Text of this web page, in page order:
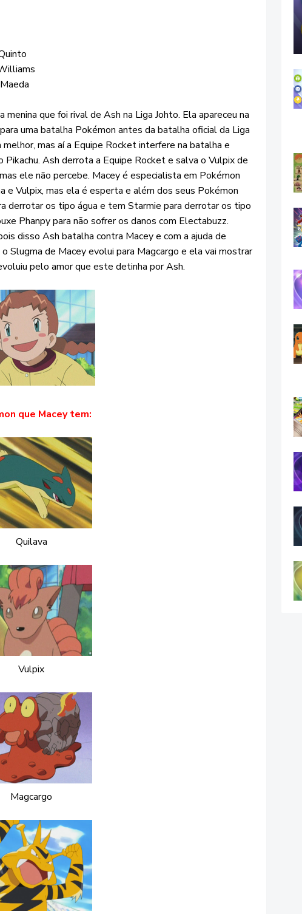
menina que foi rival de Ash na Liga Johto. Ela apareceu na
uma batalha Pokémon antes da batalha oficial da Liga
mas aí a Equipe Rocket interfere na batalha e
Pikachu. Ash derrota a Equipe Rocket e salva o Vulpix de
ele não percebe. Macey é especialista em Pokémon
e Vulpix, mas ela é esperta e além dos seus Pokémon
derrotar os tipo água e tem Starmie para derrotar os tipo
Phanpy para não sofrer os danos com Electabuzz.
disso Ash batalha contra Macey e com a ajuda de
Slugma de Macey evolui para Magcargo e ela vai mostrar
pelo amor que este detinha por Ash.
que Macey tem:
Quilava
Vulpix
Magcargo